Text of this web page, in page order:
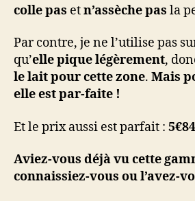
colle pas etn’assèche pas la
Par contre, je ne l’utilise pas
qu’elle pique légèrement,
le lait pour cette zone. Mais
elle est par-faite !
Et le prix aussi est parfait :
Aviez-vous déjà vu cette
connaissiez-vous ou l’avez-